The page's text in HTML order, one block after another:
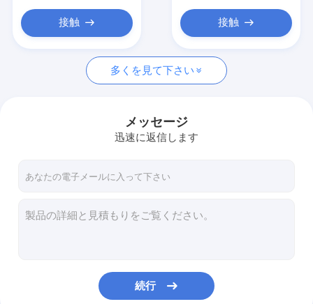
場合
ポリエステル ステープル ファイバ
リサイクルされたポリエステル ステープル ファイバ
Sulzerの織機の予備品
炎-抑制ポリエステル
接触 接触
多くを見て下さい
メッセージ
迅速に返信します
続行